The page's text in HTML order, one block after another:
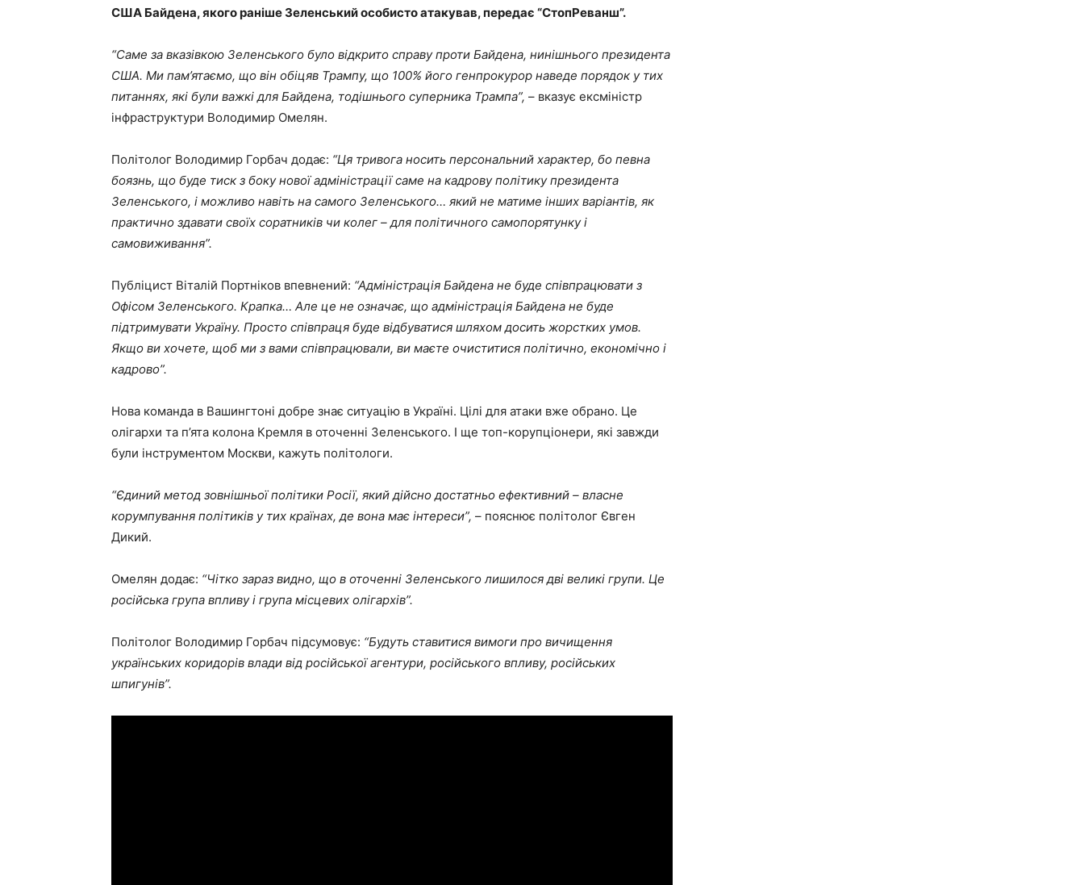
США Байдена, якого раніше Зеленський особисто атакував, передає “СтопРеванш”.
“Саме за вказівкою Зеленського було відкрито справу проти Байдена, нинішнього президента
США. Ми пам’ятаємо, що він обіцяв Трампу, що 100% його генпрокурор наведе порядок у тих
питаннях, які були важкі для Байдена, тодішнього суперника Трампа”, – вказує ексміністр
інфраструктури Володимир Омелян.
Політолог Володимир Горбач додає: “Ця тривога носить персональний характер, бо певна
боязнь, що буде тиск з боку нової адміністрації саме на кадрову політику президента
Зеленського, і можливо навіть на самого Зеленського… який не матиме інших варіантів, як
практично здавати своїх соратників чи колег – для політичного самопорятунку і
самовиживання”.
Публіцист Віталій Портніков впевнений: “Адміністрація Байдена не буде співпрацювати з
Офісом Зеленського. Крапка… Але це не означає, що адміністрація Байдена не буде
підтримувати Україну. Просто співпраця буде відбуватися шляхом досить жорстких умов.
Якщо ви хочете, щоб ми з вами співпрацювали, ви маєте очиститися політично, економічно і
кадрово”.
Нова команда в Вашингтоні добре знає ситуацію в Україні. Цілі для атаки вже обрано. Це
олігархи та п’ята колона Кремля в оточенні Зеленського. І ще топ-корупціонери, які завжди
були інструментом Москви, кажуть політологи.
“Єдиний метод зовнішньої політики Росії, який дійсно достатньо ефективний – власне
корумпування політиків у тих країнах, де вона має інтереси”, – пояснює політолог Євген
Дикий.
Омелян додає: “Чітко зараз видно, що в оточенні Зеленського лишилося дві великі групи. Це
російська група впливу і група місцевих олігархів”.
Політолог Володимир Горбач підсумовує: “Будуть ставитися вимоги про вичищення
українських коридорів влади від російської агентури, російського впливу, російських
шпигунів”.